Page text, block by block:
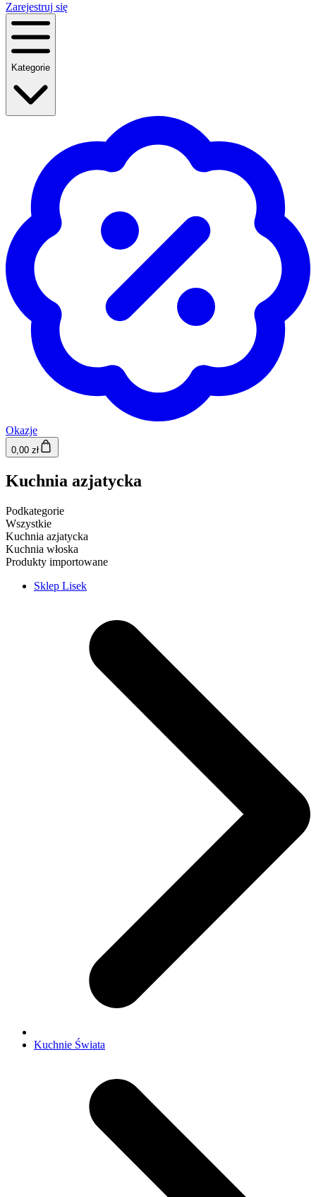
Zarejestruj się
Kategorie
Okazje
0,00 zł
Kuchnia azjatycka
Podkategorie
Wszystkie
Kuchnia azjatycka
Kuchnia włoska
Produkty importowane
Sklep Lisek
Kuchnie Świata